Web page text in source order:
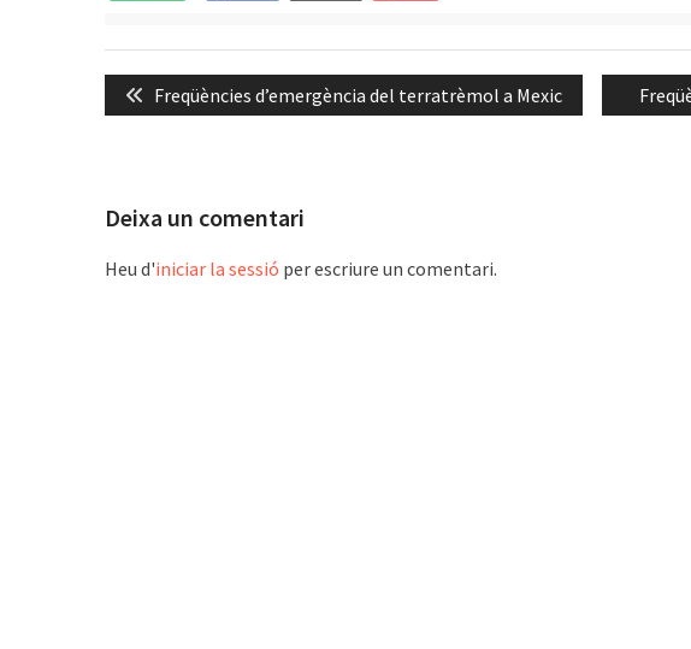
Navegació
d'entrades
Previous
post:
Freqüències d’emergència del terratrèmol a Mexic
Next
post:
Deixa un comentari
Heu d'iniciar la sessió per escriure un comentari.